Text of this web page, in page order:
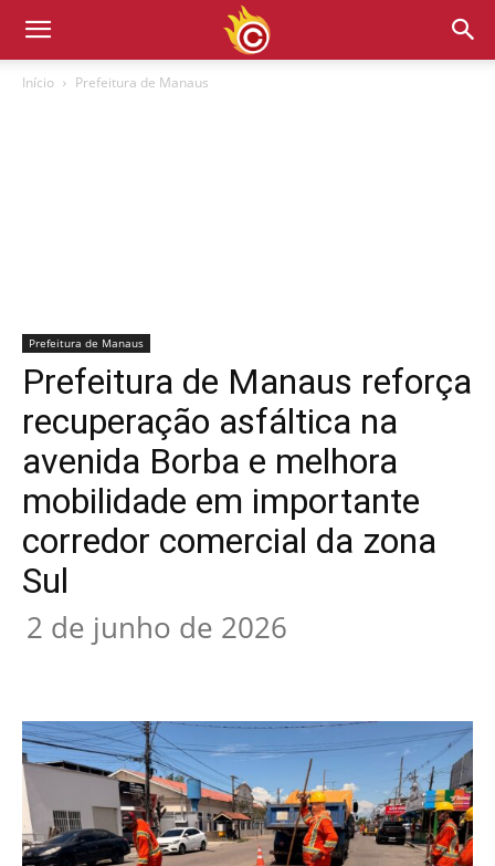
Início Prefeitura de Manaus
Prefeitura de Manaus
Prefeitura de Manaus reforça
recuperação asfáltica na
avenida Borba e melhora
mobilidade em importante
corredor comercial da zona
Sul
2 de junho de 2026